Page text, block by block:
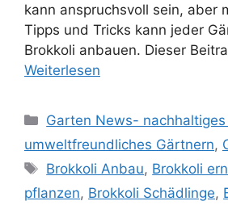
kann anspruchsvoll sein, aber
Tipps und Tricks kann jeder
Brokkoli anbauen. Dieser
Weiterlesen
Kategorien
Garten News- nachhaltiges
umweltfreundliches Gärtnern,
Schlagwörter
Brokkoli Anbau, Brokkoli
pflanzen, Brokkoli Schädlinge,